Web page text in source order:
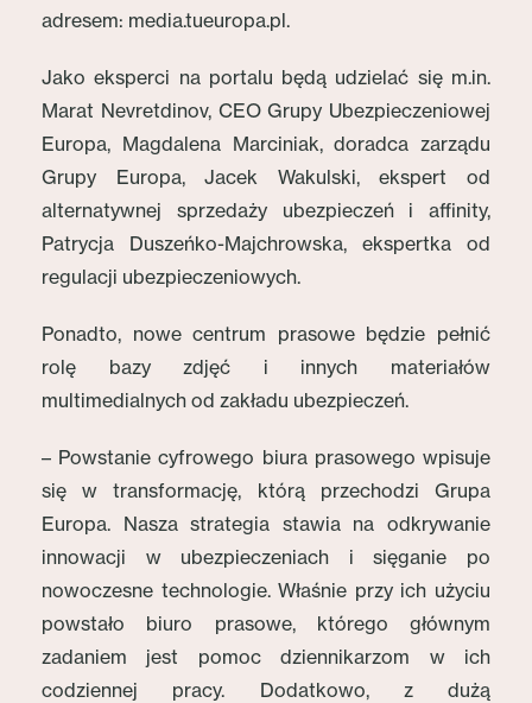
adresem: media.tueuropa.pl.
Jako eksperci na portalu będą udzielać się m.in.
Marat Nevretdinov, CEO Grupy Ubezpieczeniowej
Europa, Magdalena Marciniak, doradca zarządu
Grupy Europa, Jacek Wakulski, ekspert od
alternatywnej sprzedaży ubezpieczeń i affinity,
Patrycja Duszeńko-Majchrowska, ekspertka od
regulacji ubezpieczeniowych.
Ponadto, nowe centrum prasowe będzie pełnić
rolę bazy zdjęć i innych materiałów
multimedialnych od zakładu ubezpieczeń.
– Powstanie cyfrowego biura prasowego wpisuje
się w transformację, którą przechodzi Grupa
Europa. Nasza strategia stawia na odkrywanie
innowacji w ubezpieczeniach i sięganie po
nowoczesne technologie. Właśnie przy ich użyciu
powstało biuro prasowe, którego głównym
zadaniem jest pomoc dziennikarzom w ich
codziennej pracy. Dodatkowo, z dużą